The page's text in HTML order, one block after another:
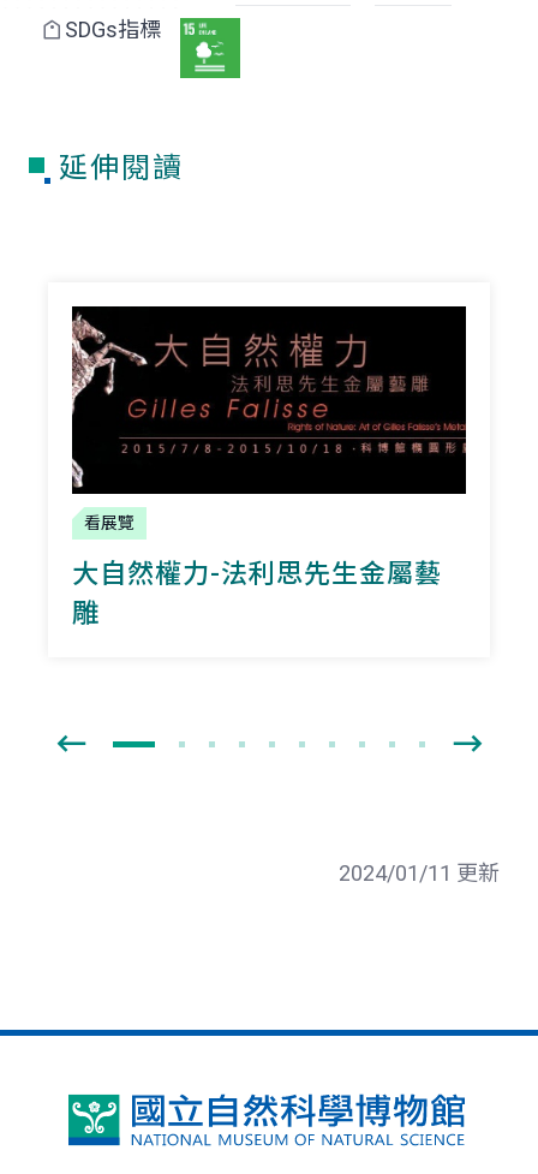
SDGs指標
延伸閱讀
看展覽
大自然權力-法利思先生金屬藝
雕
2024/01/11 更新
國